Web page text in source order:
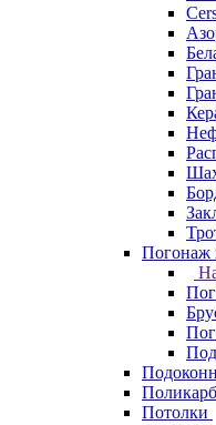
Погонаж
Потолки